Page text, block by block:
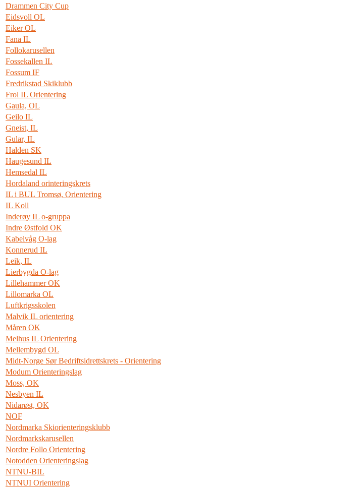
Drammen City Cup
Eidsvoll OL
Eiker OL
Fana IL
Follokarusellen
Fossekallen IL
Fossum IF
Fredrikstad Skiklubb
Frol IL Orientering
Gaula, OL
Geilo IL
Gneist, IL
Gular, IL
Halden SK
Haugesund IL
Hemsedal IL
Hordaland orinteringskrets
IL i BUL Tromsø, Orientering
IL Koll
Inderøy IL o-gruppa
Indre Østfold OK
Kabelvåg O-lag
Konnerud IL
Leik, IL
Lierbygda O-lag
Lillehammer OK
Lillomarka OL
Luftkrigsskolen
Malvik IL orientering
Måren OK
Melhus IL Orientering
Mellembygd OL
Midt-Norge Sør Bedriftsidrettskrets - Orientering
Modum Orienteringslag
Moss, OK
Nesbyen IL
Nidarøst, OK
NOF
Nordmarka Skiorienteringsklubb
Nordmarkskarusellen
Nordre Follo Orientering
Notodden Orienteringslag
NTNU-BIL
NTNUI Orientering